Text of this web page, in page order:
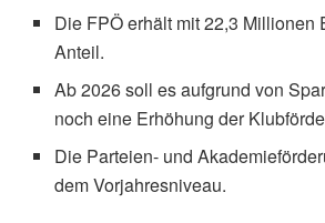
Die FPÖ erhält mit 22,3 Millionen
Anteil.
Ab 2026 soll es aufgrund von
noch eine Erhöhung der
Die Parteien- und
dem Vorjahresniveau.